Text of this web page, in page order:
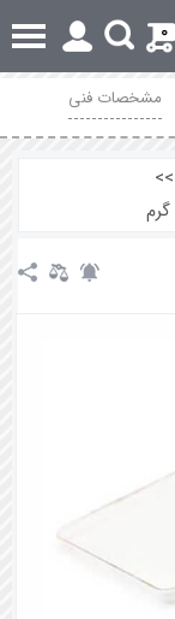
0
مشخصات فنی
>>